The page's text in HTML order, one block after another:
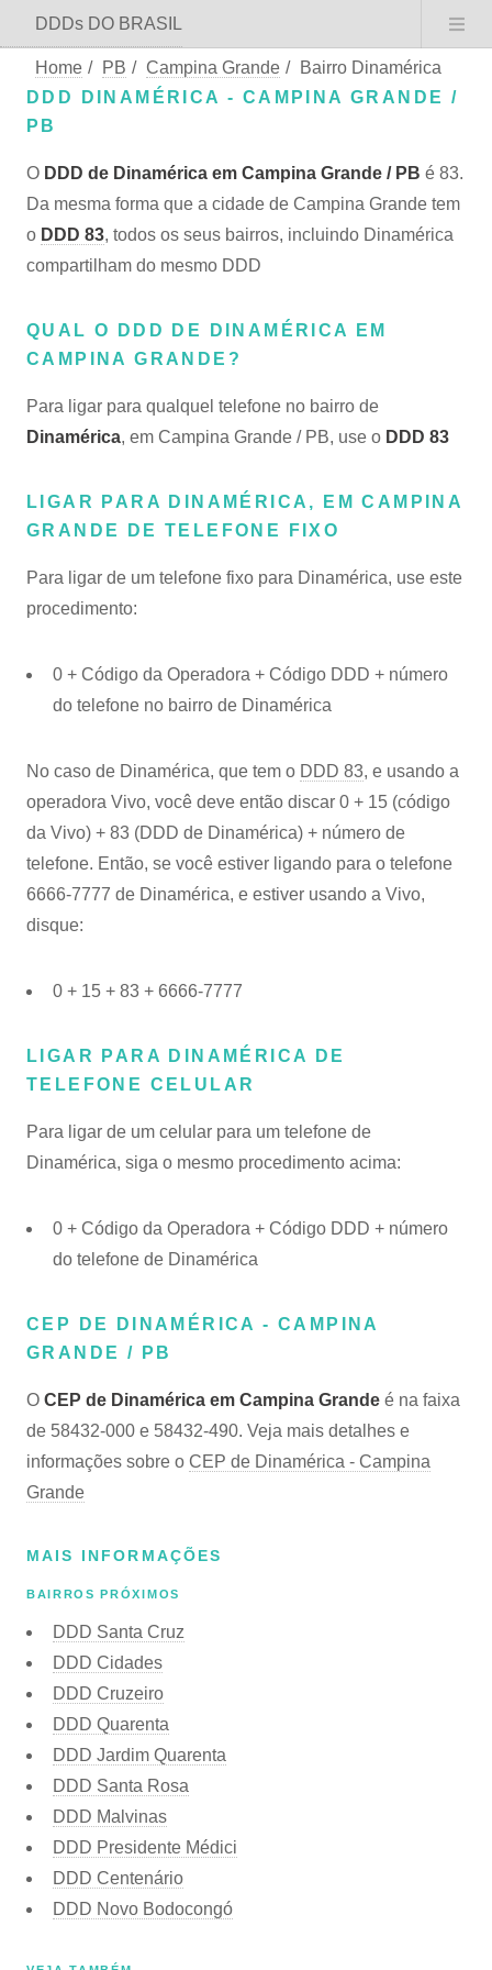
DDDs DO BRASIL
Home / PB / Campina Grande /
Bairro Dinamérica
DDD DINAMÉRICA - CAMPINA GRANDE /
PB
O DDD de Dinamérica em Campina Grande / PB é 83.
Da mesma forma que a cidade de Campina Grande tem
o DDD 83, todos os seus bairros, incluindo Dinamérica
compartilham do mesmo DDD
QUAL O DDD DE DINAMÉRICA EM
CAMPINA GRANDE?
Para ligar para qualquel telefone no bairro de
Dinamérica, em Campina Grande / PB, use o DDD 83
LIGAR PARA DINAMÉRICA, EM CAMPINA
GRANDE DE TELEFONE FIXO
Para ligar de um telefone fixo para Dinamérica, use este
procedimento:
0 + Código da Operadora + Código DDD + número
do telefone no bairro de Dinamérica
No caso de Dinamérica, que tem o DDD 83, e usando a
operadora Vivo, você deve então discar 0 + 15 (código
da Vivo) + 83 (DDD de Dinamérica) + número de
telefone. Então, se você estiver ligando para o telefone
6666-7777 de Dinamérica, e estiver usando a Vivo,
disque:
0 + 15 + 83 + 6666-7777
LIGAR PARA DINAMÉRICA DE
TELEFONE CELULAR
Para ligar de um celular para um telefone de
Dinamérica, siga o mesmo procedimento acima:
0 + Código da Operadora + Código DDD + número
do telefone de Dinamérica
CEP DE DINAMÉRICA - CAMPINA
GRANDE / PB
O CEP de Dinamérica em Campina Grande é na faixa
de 58432-000 e 58432-490. Veja mais detalhes e
informações sobre o CEP de Dinamérica - Campina
Grande
MAIS INFORMAÇÕES
BAIRROS PRÓXIMOS
DDD Santa Cruz
DDD Cidades
DDD Cruzeiro
DDD Quarenta
DDD Jardim Quarenta
DDD Santa Rosa
DDD Malvinas
DDD Presidente Médici
DDD Centenário
DDD Novo Bodocongó